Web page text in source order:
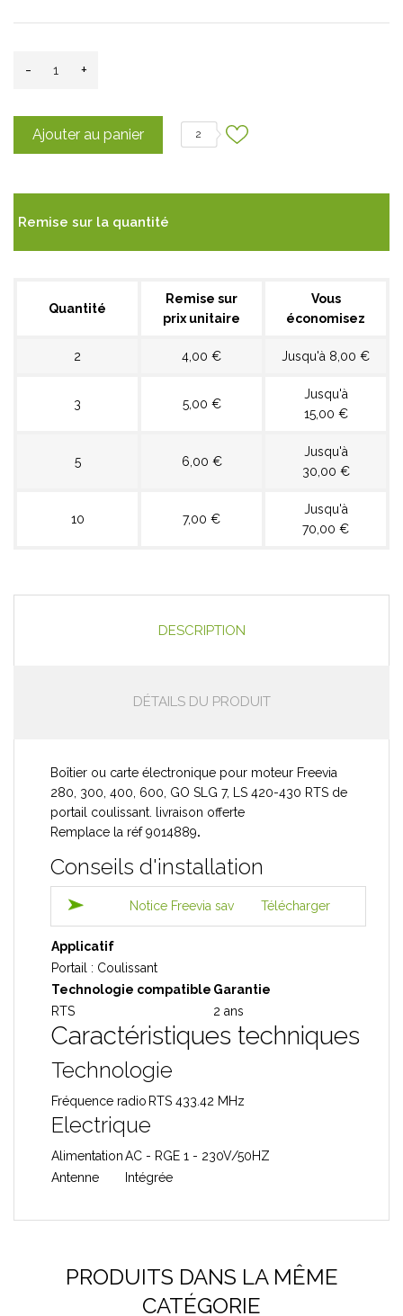
- +
Ajouter au panier 2
Remise sur la quantité
Quantité
Remise sur
prix unitaire
Vous
économisez
2 4,00 € Jusqu'à 8,00 €
3 5,00 €
Jusqu'à
15,00 €
5 6,00 €
Jusqu'à
30,00 €
10 7,00 €
Jusqu'à
70,00 €
DESCRIPTION
DÉTAILS DU PRODUIT
Boîtier ou carte électronique pour moteur Freevia
280, 300, 400, 600, GO SLG 7, LS 420-430 RTS de
portail coulissant. livraison offerte
Remplace la réf 9014889.
Conseils d'installation
Notice Freevia sav Télécharger
Applicatif
Portail : Coulissant
Technologie compatible Garantie
RTS
2 ans
Caractéristiques techniques
Technologie
Fréquence radio RTS 433.42 MHz
Electrique
AlimentationAC - RGE 1 - 230V/50HZ
Antenne
Intégrée
PRODUITS DANS LA MÊME
CATÉGORIE